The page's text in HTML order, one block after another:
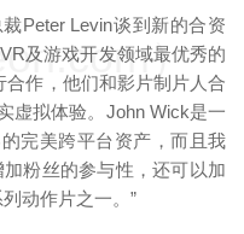
Peter Levin谈到新的合资
及游戏开发领域最优秀的
合作，他们和影片制片人合
虚拟体验。John Wick是一
完美跨平台资产，而且我
粉丝的参与性，还可以加
动作片之一。”
）